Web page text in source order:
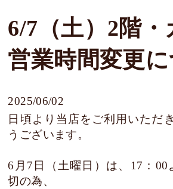
6/7（土）2階
営業時間変更
2025/06/02
日頃より当店をご利用いただ
うございます。
6月7日（土曜日）は、17：00
切の為、